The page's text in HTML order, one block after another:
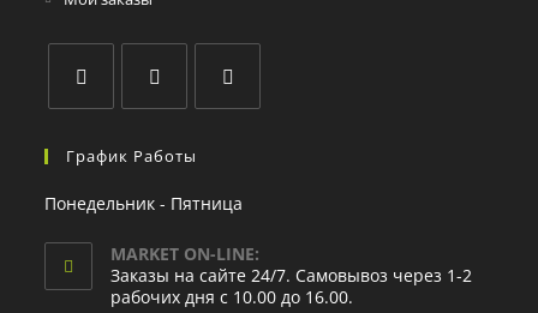
График Работы
Понедельник - Пятница
MARKET ON-LINE:
Заказы на сайте 24/7. Самовывоз через 1-2
рабочих дня с 10.00 до 16.00.